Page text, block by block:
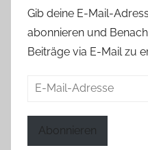
Gib deine E-Mail-
abonnieren und
Beiträge via E-Mail zu
E-
Abonnieren